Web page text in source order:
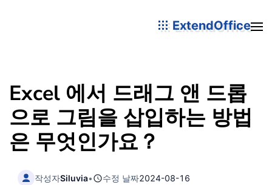
ExtendOffice
Excel 에서 드래그 앤 드롭
으로 그림을 삽입하는 방법
은 무엇인가요？
작성자Siluvia• 수정 날짜2024-08-16